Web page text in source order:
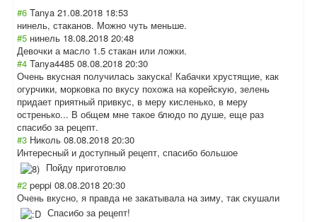
#6 Tanya 21.08.2018 18:53
нинель, стаканов. Можно чуть меньше.
#5 нинель 18.08.2018 20:48
Девочки а масло 1.5 стакан или ложки.
#4 Tanya4485 08.08.2018 20:30
Очень вкусная получилась закуска! Кабачки хрустящие, как
огурчики, морковка по вкусу похожа на корейскую, зелень
придает приятный привкус, в меру кисленько, в меру
остренько... В общем мне такое блюдо по душе, еще раз
спасибо за рецепт.
#3 Николь 08.08.2018 20:30
Интересный и доступный рецепт, спасибо большое
Пойду приготовлю
#2 peppi 08.08.2018 20:30
Очень вкусно, я правда не закатывала на зиму, так скушали
Спасибо за рецепт!